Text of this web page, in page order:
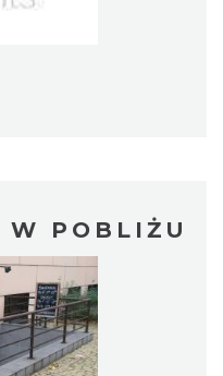
W POBLIŻU